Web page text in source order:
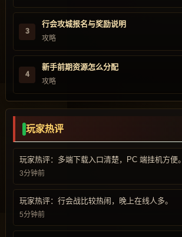
3
行会攻城报名与奖励说明
攻略
4
新手前期资源怎么分配
攻略
玩家热评
玩家热评：多端下载入口清楚，PC 端挂机方便。
3分钟前
玩家热评：行会战比较热闹，晚上在线人多。
5分钟前